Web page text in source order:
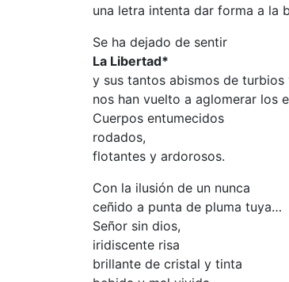
una letra intenta dar forma a la
Se ha dejado de sentir
La Libertad*
y sus tantos abismos de
nos han vuelto a aglomerar los
Cuerpos entumecidos
rodados,
flotantes y ardorosos.
Con la ilusión de un nunca
ceñido a punta de pluma tuya…
Señor sin dios,
iridiscente risa
brillante de cristal y tinta